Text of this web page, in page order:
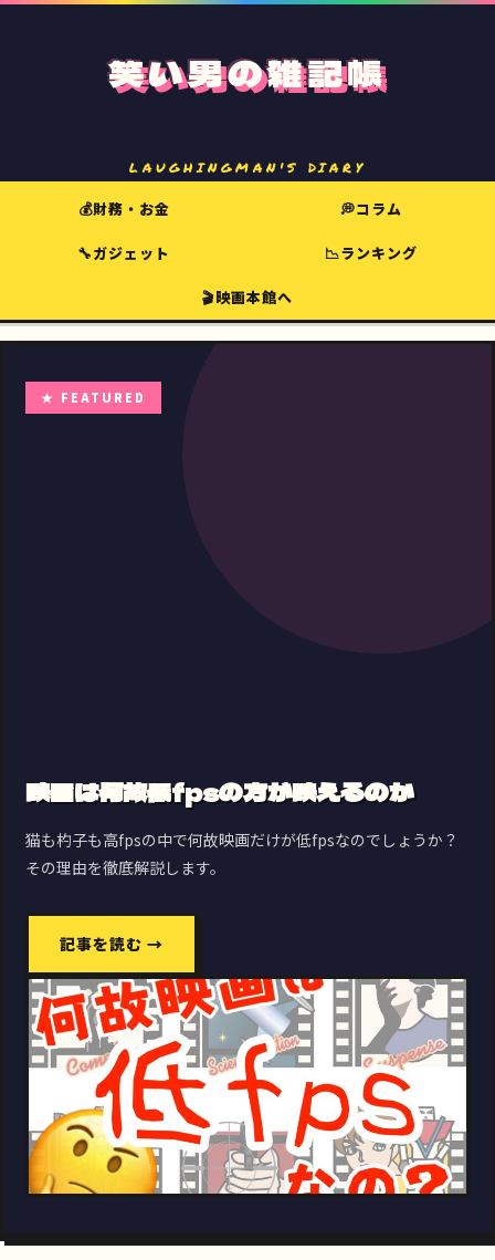
笑い男の雑記帳
LAUGHINGMAN'S DIARY
💰財務・お金 💭コラム
🔧ガジェット 📉ランキング
🎬映画本館へ
★ FEATURED
映画は何故低fpsの方が映えるのか
猫も杓子も高fpsの中で何故映画だけが低fpsなのでしょうか？
その理由を徹底解説します。
記事を読む →